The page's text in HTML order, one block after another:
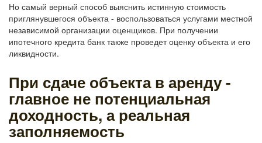
Но самый верный способ выяснить истинную стоимость
приглянувшегося объекта - воспользоваться услугами местной
независимой организации оценщиков. При получении
ипотечного кредита банк также проведет оценку объекта и его
ликвидности.
При сдаче объекта в аренду -
главное не потенциальная
доходность, а реальная
заполняемость